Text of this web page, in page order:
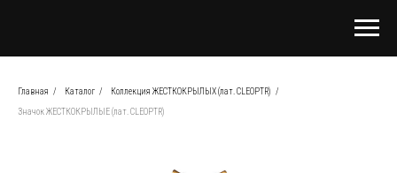
Главная / Каталог / Коллекция ЖЕСТКОКРЫЛЫХ (лат. CLEOPTR) /
Значок ЖЕСТКОКРЫЛЫЕ (лат. CLEOPTR)